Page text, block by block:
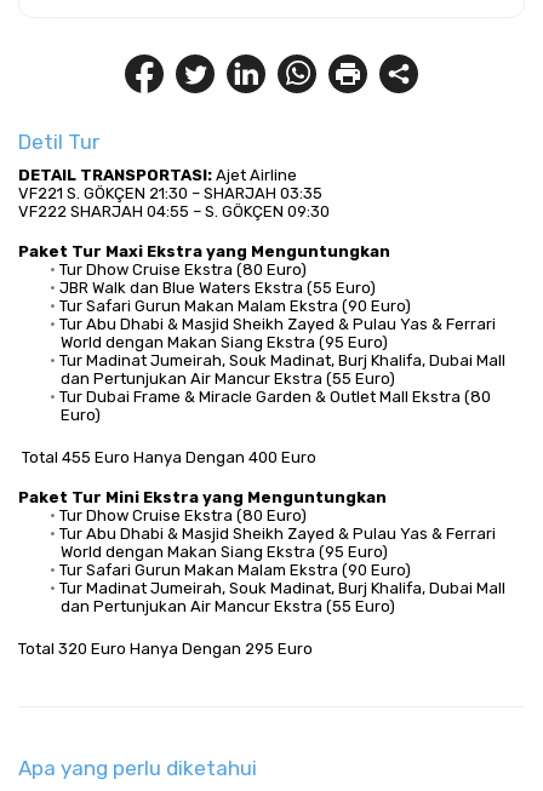
Detil Tur
DETAIL TRANSPORTASI: Ajet Airline
VF221 S. GÖKÇEN 21:30 – SHARJAH 03:35
VF222 SHARJAH 04:55 – S. GÖKÇEN 09:30
Paket Tur Maxi Ekstra yang Menguntungkan
Tur Dhow Cruise Ekstra (80 Euro)
JBR Walk dan Blue Waters Ekstra (55 Euro)
Tur Safari Gurun Makan Malam Ekstra (90 Euro)
Tur Abu Dhabi & Masjid Sheikh Zayed & Pulau Yas & Ferrari
World dengan Makan Siang Ekstra (95 Euro)
Tur Madinat Jumeirah, Souk Madinat, Burj Khalifa, Dubai Mall
dan Pertunjukan Air Mancur Ekstra (55 Euro)
Tur Dubai Frame & Miracle Garden & Outlet Mall Ekstra (80
Euro)
Total 455 Euro Hanya Dengan 400 Euro
Paket Tur Mini Ekstra yang Menguntungkan
Tur Dhow Cruise Ekstra (80 Euro)
Tur Abu Dhabi & Masjid Sheikh Zayed & Pulau Yas & Ferrari
World dengan Makan Siang Ekstra (95 Euro)
Tur Safari Gurun Makan Malam Ekstra (90 Euro)
Tur Madinat Jumeirah, Souk Madinat, Burj Khalifa, Dubai Mall
dan Pertunjukan Air Mancur Ekstra (55 Euro)
Total 320 Euro Hanya Dengan 295 Euro
Apa yang perlu diketahui